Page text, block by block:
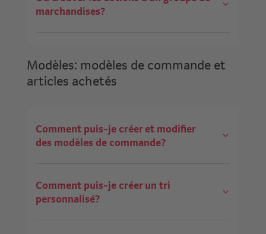
marchandises?
Modèles: modèles de commande et
articles achetés
Comment puis-je créer et modifier
des modèles de commande?
Comment puis-je créer un tri
personnalisé?